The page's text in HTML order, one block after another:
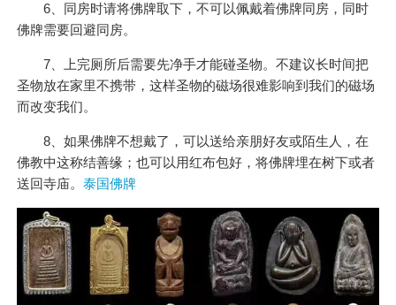
6、同房时请将佛牌取下，不可以佩戴着佛牌同房，同时
佛牌需要回避同房。
7、上完厕所后需要先净手才能碰圣物。不建议长时间把
圣物放在家里不携带，这样圣物的磁场很难影响到我们的磁场
而改变我们。
8、如果佛牌不想戴了，可以送给亲朋好友或陌生人，在
佛教中这称结善缘；也可以用红布包好，将佛牌埋在树下或者
送回寺庙。 泰国佛牌